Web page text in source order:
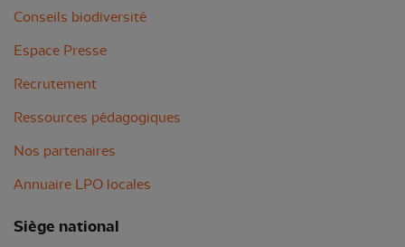
Conseils biodiversité
Espace Presse
Recrutement
Ressources pédagogiques
Nos partenaires
Annuaire LPO locales
Siège national